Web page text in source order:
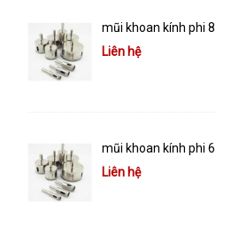
mũi khoan kính phi 8
Liên hệ
mũi khoan kính phi 6
Liên hệ